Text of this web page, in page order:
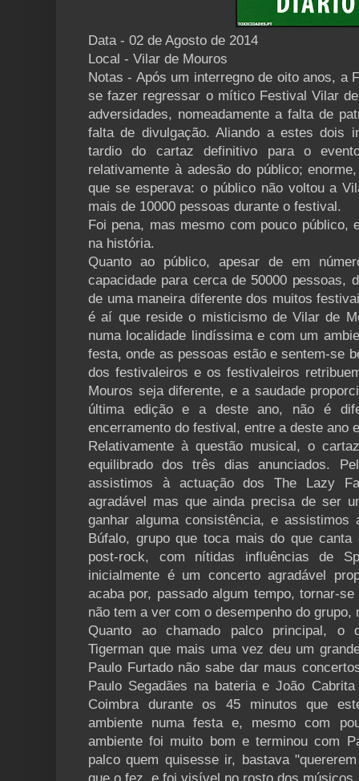
Data - 02 de Agosto de 2014
Local - Vilar de Mouros
Notas - Após um interregno de oito anos, a
se fazer regressar o mítico Festival Vilar
adversidades, nomeadamente a falta de
falta de divulgação. Aliando a estes dois
tardio do cartaz definitivo para o
relativamente à adesão do público;
que se esperava: o público não voltou a
mais de 10000 pessoas durante o festival.
Foi pena, mas mesmo com pouco público,
na história.
Quanto ao público, apesar de em
capacidade para cerca de 50000 pessoas,
de uma maneira diferente dos muitos
é aí que reside o misticismo de Vilar de
numa localidade lindíssima e com um
festa, onde as pessoas estão e sentem-se
dos festivaleiros e os festivaleiros
Mouros seja diferente, e a saudade
última edição e a deste ano, não é
encerramento do festival, entre a deste ano
Relativamente à questão musical, o
equilibrado dos três dias anunciados.
assistimos à actuação dos The Lazy
agradável mas que ainda precisa de ser
ganhar alguma consistência, e
Búfalo, grupo que toca mais do que
post-rock, com nítidas influências de
inicialmente é um concerto agradável
acaba por, passado algum tempo, tornar-
não tem a ver com o desempenho do
Quanto ao chamado palco principal, o
Tigerman que mais uma vez deu um
Paulo Furtado não sabe dar maus
Paulo Segadães na bateria e João
Coimbra durante os 45 minutos que
ambiente numa festa e, mesmo com
ambiente foi muito bom e terminou com
palco quem quisesse ir, bastava